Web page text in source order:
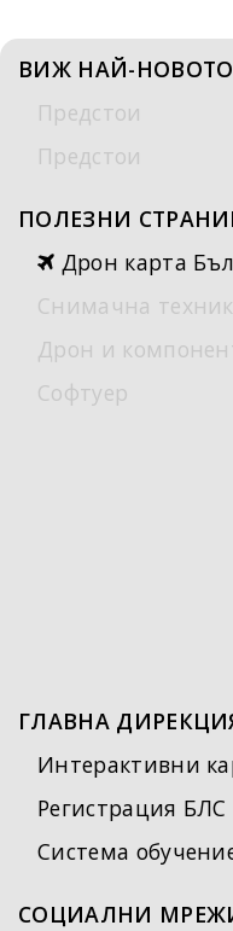
ВИЖ НАЙ-НОВОТО
Предстои
Предстои
ПОЛЕЗНИ
Дрон карта
Снимачна
Дрон и
Софтуер
ГЛАВНА
Интерактивни
Регистрация БЛС
Система
СОЦИАЛНИ